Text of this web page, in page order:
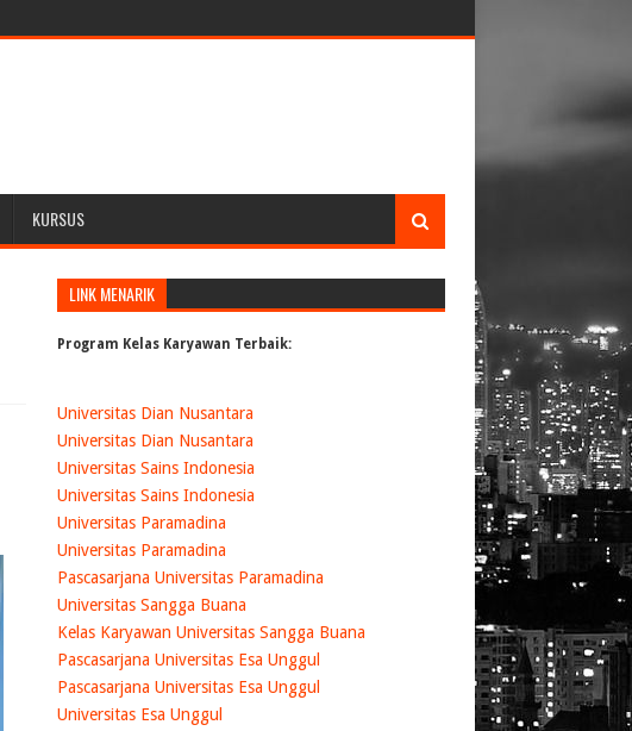
KURSUS
LINK MENARIK
Program Kelas Karyawan Terbaik:
Universitas Dian Nusantara
Universitas Dian Nusantara
Universitas Sains Indonesia
Universitas Sains Indonesia
Universitas Paramadina
Universitas Paramadina
Pascasarjana Universitas Paramadina
Universitas Sangga Buana
Kelas Karyawan Universitas Sangga Buana
Pascasarjana Universitas Esa Unggul
Pascasarjana Universitas Esa Unggul
Universitas Esa Unggul